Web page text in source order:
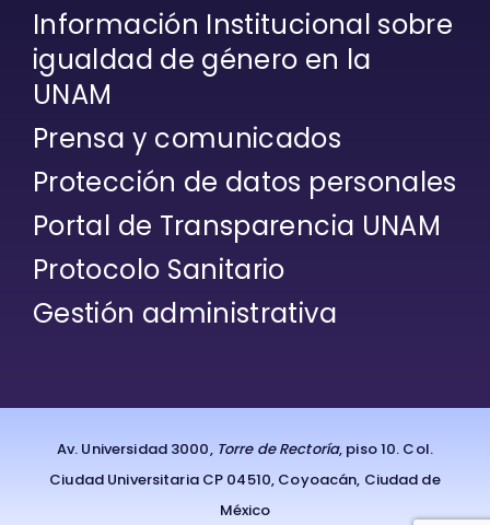
Información Institucional sobre
igualdad de género en la
UNAM
Prensa y comunicados
Protección de datos personales
Portal de Transparencia UNAM
Protocolo Sanitario
Gestión administrativa
Av. Universidad 3000, Torre de Rectoría, piso 10. Col.
Ciudad Universitaria CP 04510, Coyoacán, Ciudad de
México